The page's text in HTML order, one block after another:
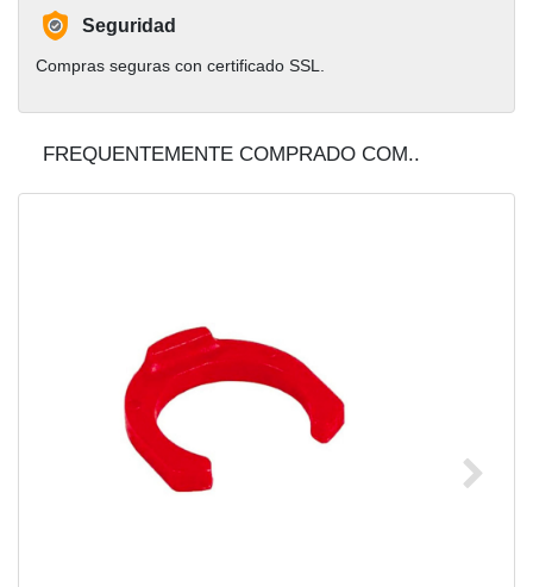
Seguridad
Compras seguras con certificado SSL.
FREQUENTEMENTE COMPRADO COM..